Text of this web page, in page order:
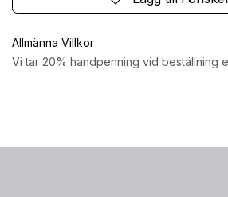
Allmänna Villkor
Vi tar 20% handpenning vid beställning